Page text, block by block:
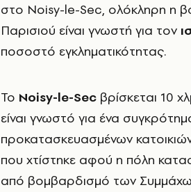
στο Noisy-le-Sec, ολόκληρη η
Παρισιού είναι γνωστή για τον
ποσοστό εγκληματικότητας.
Το Noisy-le-Sec βρίσκεται 10
είναι γνωστό για ένα
προκατασκευασμένων
που χτίστηκε αφού η πόλη
από βομβαρδισμό των Συμμάχων